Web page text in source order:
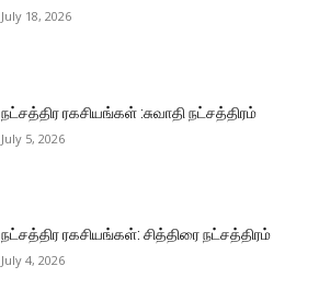
July 18, 2026
நட்சத்திர ரகசியங்கள் :சுவாதி நட்சத்திரம்
July 5, 2026
நட்சத்திர ரகசியங்கள்: சித்திரை நட்சத்திரம்
July 4, 2026